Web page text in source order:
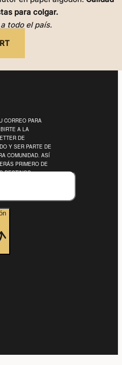
para colgar.
todo el país.
CORREO PARA
A LA
DE
Y SER PARTE DE
COMUNIDAD. ASÍ
PRIMERO DE
DESTINOS,